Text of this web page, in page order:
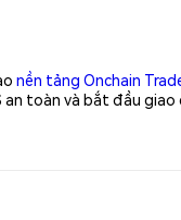
nền tảng Onchain
an toàn và bắt đầu